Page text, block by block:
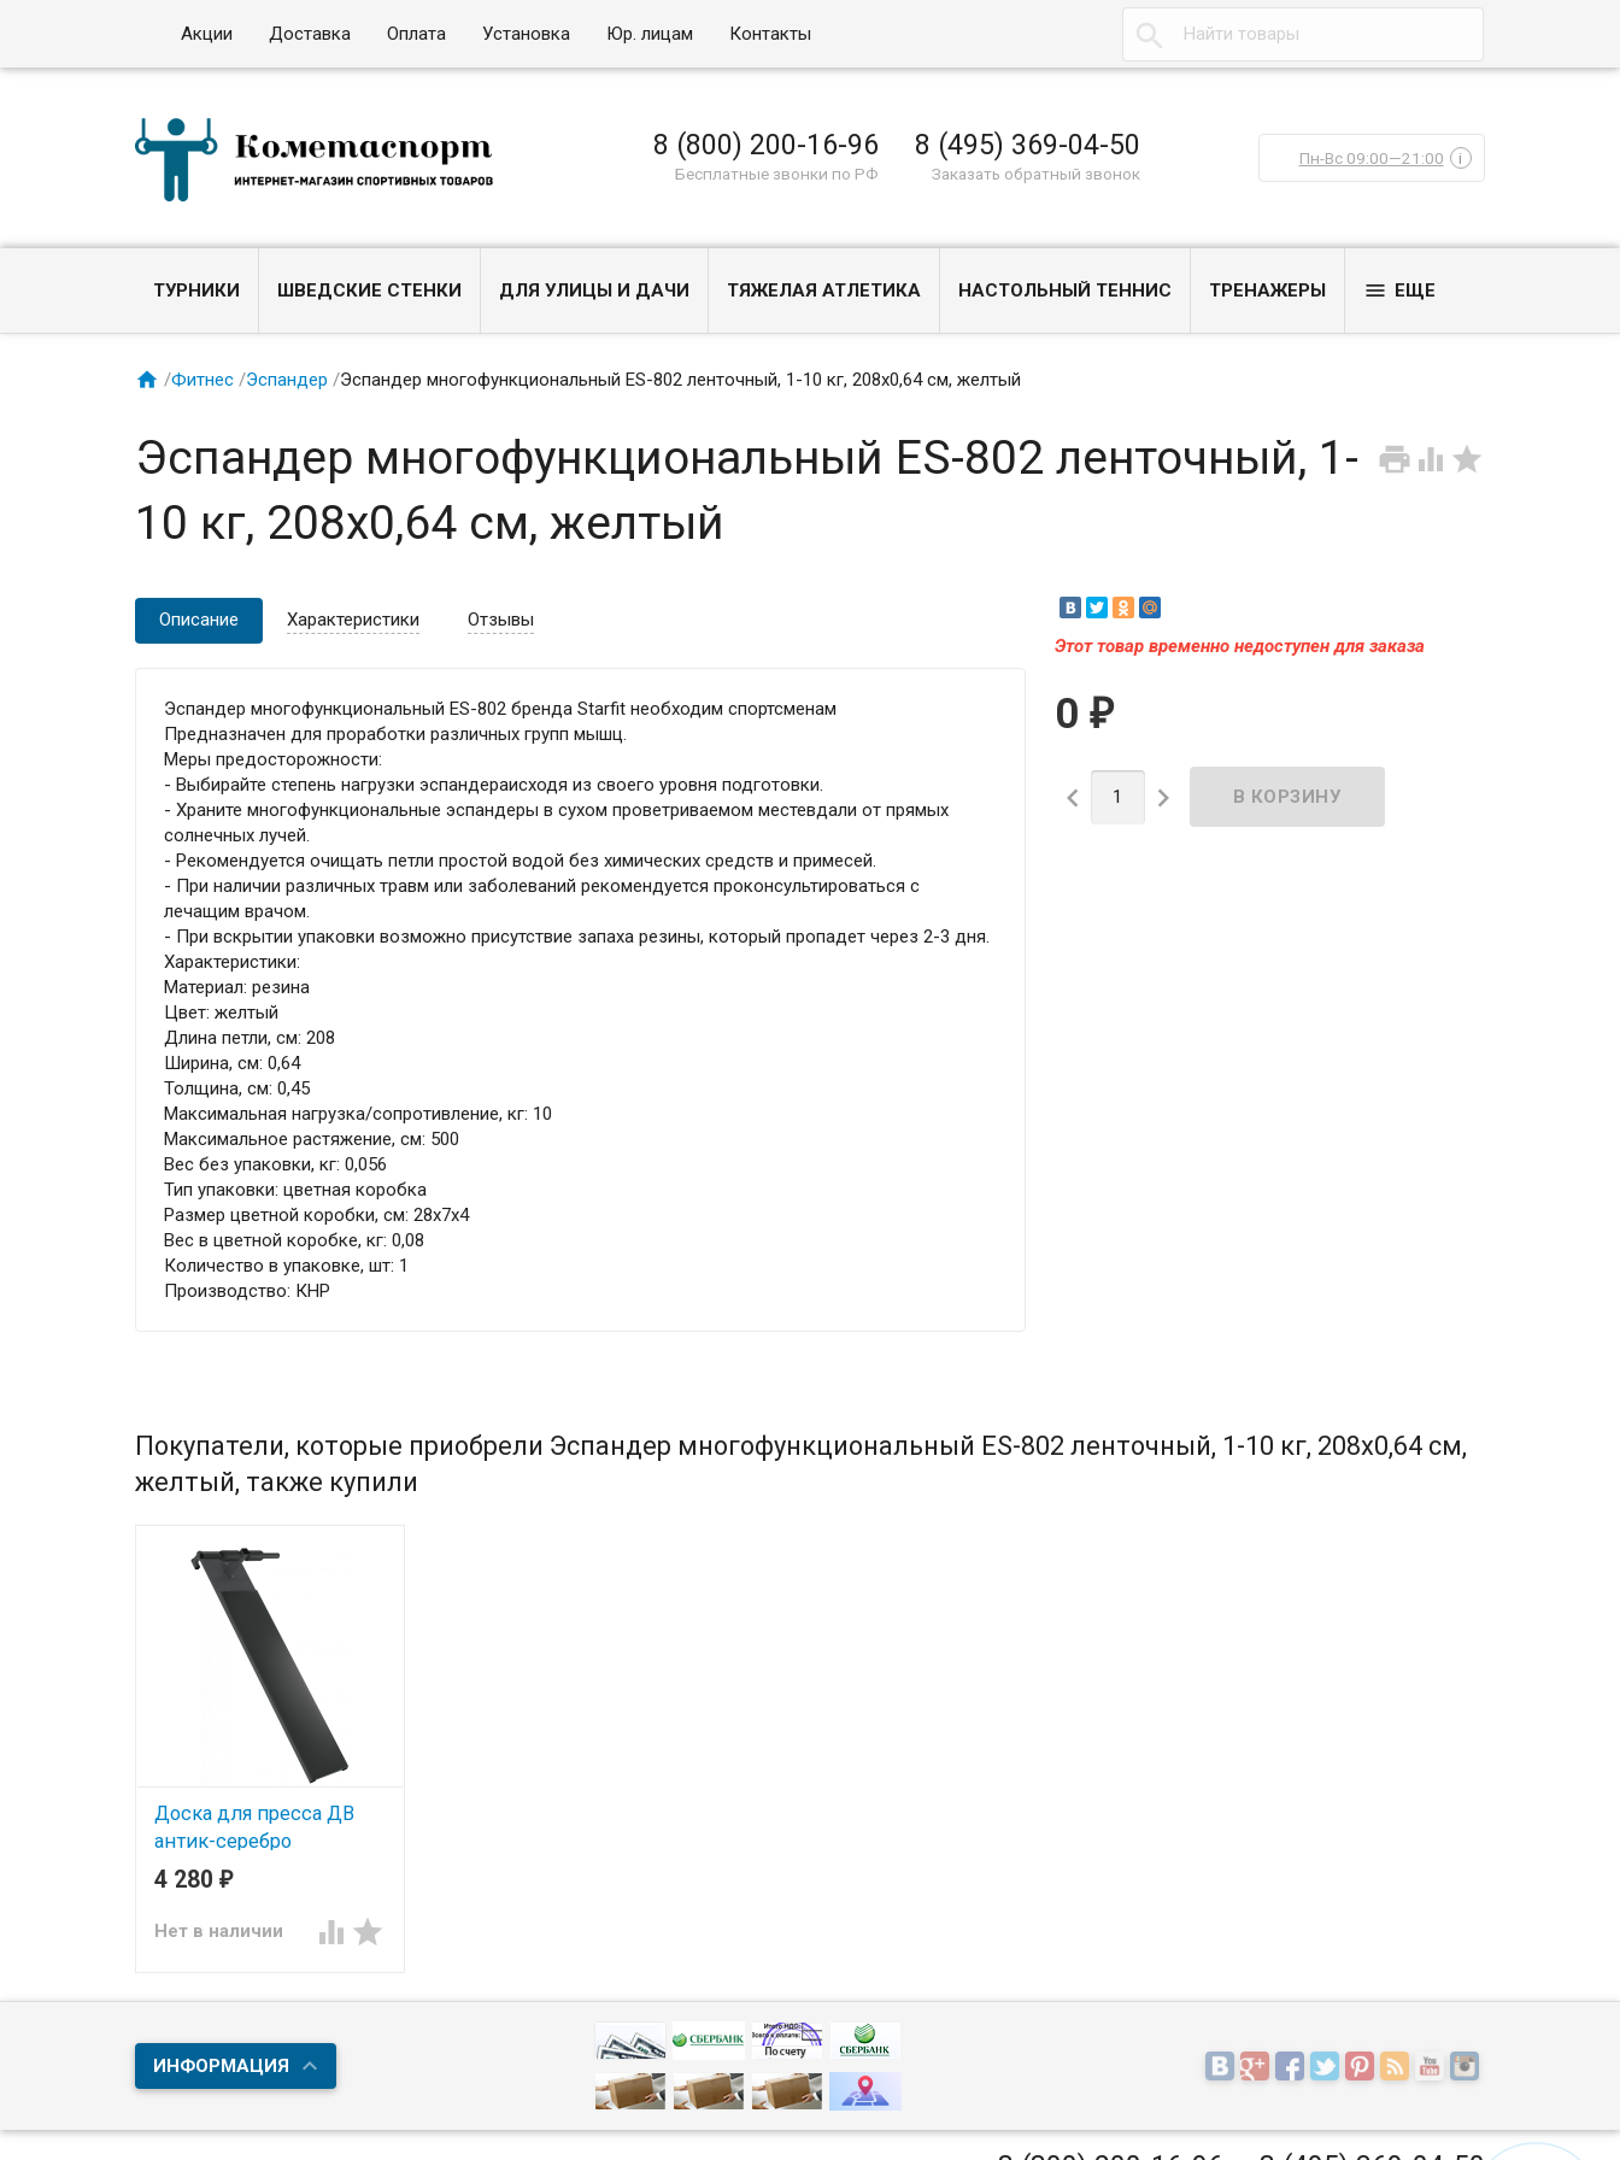
Акции Доставка Оплата Установка Юр. лицам Контакты 
8 (800) 200-16-96
Бесплатные звонки по РФ
8 (495) 369-04-50
Заказать обратный звонок
Пн-Вс 09:00—21:00 i
ТУРНИКИ ШВЕДСКИЕ СТЕНКИ ДЛЯ УЛИЦЫ И ДАЧИ ТЯЖЕЛАЯ АТЛЕТИКА НАСТОЛЬНЫЙ ТЕННИС ТРЕНАЖЕРЫ  ЕЩЕ
 /Фитнес /Эспандер /Эспандер многофункциональный ES-802 ленточный, 1-10 кг, 208х0,64 см, желтый
  
Эспандер многофункциональный ES-802 ленточный, 1-
10 кг, 208х0,64 см, желтый
Этот товар временно недоступен для заказа
0 ₽
 
Описание Характеристики Отзывы
Эспандер многофункциональный ES-802 бренда Starfit необходим спортсменам
Предназначен для проработки различных групп мышц.
Меры предосторожности:
- Выбирайте степень нагрузки эспандераисходя из своего уровня подготовки.
- Храните многофункциональные эспандеры в сухом проветриваемом местевдали от прямых
солнечных лучей.
- Рекомендуется очищать петли простой водой без химических средств и примесей.
- При наличии различных травм или заболеваний рекомендуется проконсультироваться с
лечащим врачом.
- При вскрытии упаковки возможно присутствие запаха резины, который пропадет через 2-3 дня.
Характеристики:
Материал: резина
Цвет: желтый
Длина петли, см: 208
Ширина, см: 0,64
Толщина, см: 0,45
Максимальная нагрузка/сопротивление, кг: 10
Максимальное растяжение, см: 500
Вес без упаковки, кг: 0,056
Тип упаковки: цветная коробка
Размер цветной коробки, см: 28х7х4
Вес в цветной коробке, кг: 0,08
Количество в упаковке, шт: 1
Производство: КНР
Покупатели, которые приобрели Эспандер многофункциональный ES-802 ленточный, 1-10 кг, 208х0,64 см,
желтый, также купили
Доска для пресса ДВ
антик-серебро
Доска для пресса ДВ
и деревянных шведских
стенок. Нагрузка до 150кг.
4 280₽
Нет в наличии  
ИНФОРМАЦИЯ